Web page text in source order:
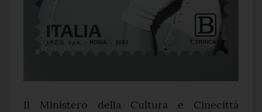
Il Ministero della Cultura e Cinecittà